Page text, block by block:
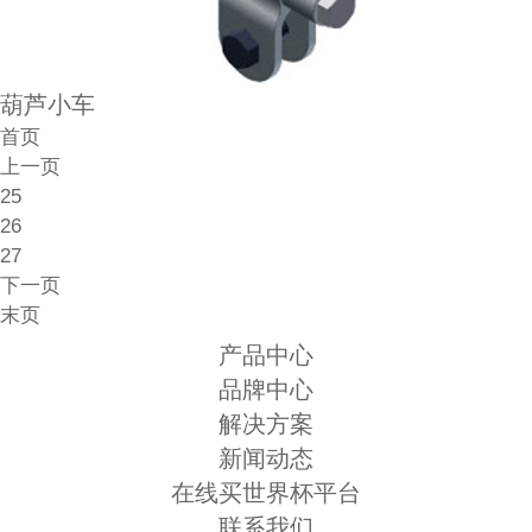
葫芦小车
首页
上一页
25
26
27
下一页
末页
产品中心
品牌中心
解决方案
新闻动态
在线买世界杯平台